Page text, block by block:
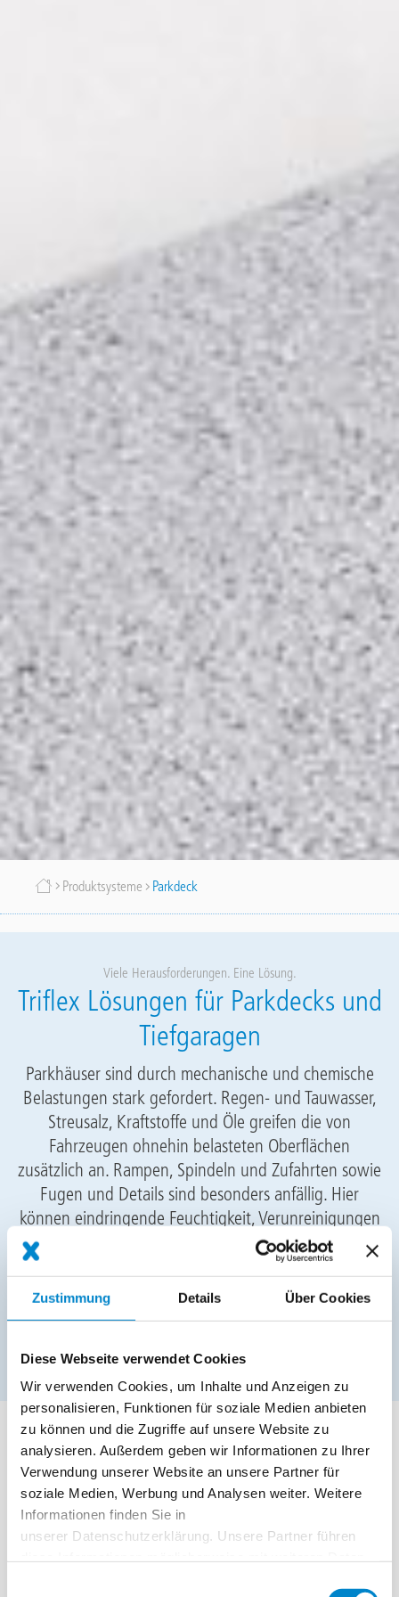
Zustimmung Details Über Cookies
Diese Webseite verwendet Cookies
Wir verwenden Cookies, um Inhalte und Anzeigen zu
personalisieren, Funktionen für soziale Medien anbieten
zu können und die Zugriffe auf unsere Website zu
analysieren. Außerdem geben wir Informationen zu Ihrer
Verwendung unserer Website an unsere Partner für
soziale Medien, Werbung und Analysen weiter. Weitere
Informationen finden Sie in
unserer Datenschutzerklärung. Unsere Partner führen
Breadcrumb
Produktsysteme Parkdeck
Viele Herausforderungen. Eine Lösung.
Triflex Lösungen für Parkdecks und
Tiefgaragen
Parkhäuser sind durch mechanische und chemische
Belastungen stark gefordert. Regen- und Tauwasser,
Streusalz, Kraftstoffe und Öle greifen die von
Fahrzeugen ohnehin belasteten Oberflächen
zusätzlich an. Rampen, Spindeln und Zufahrten sowie
Fugen und Details sind besonders anfällig. Hier
können eindringende Feuchtigkeit, Verunreinigungen
sowie abplatzender Beton die Bausubstanz
beeinträchtigen und damit auch die Sicherheit der
Autofahrer und Fußgänger gefährden. Triflex Systeme
dichten Parkdecks und Tiefgaragen dauerhaft ab und
Sauberkeit und Wirtschaftlichkeit.
Segmentbroschüre
Segmentbroschüre Parkdeck
2.78 MB, PDF
Sonstige Broschüren
Dauerhaft dichte Dächer, Garagen und
Carports
File